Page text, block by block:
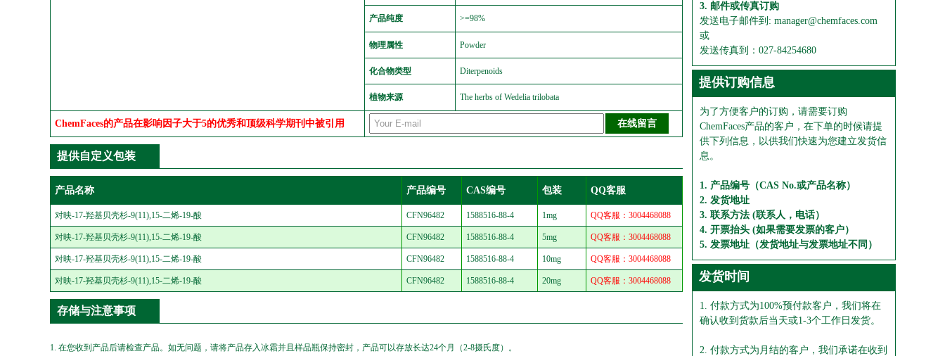
产品纯度 >=98%
物理属性 Powder
化合物类型 Diterpenoids
植物来源 The herbs of Wedelia trilobata
ChemFaces的产品在影响因子大于5的优秀和顶级科学期刊中被引用
提供自定义包装
产品名称 产品编号 CAS编号 包装 QQ客服
对映-17-羟基贝壳杉-9(11),15-二烯-19-酸 CFN96482 1588516-88-4 1mg QQ客服：3004468088
对映-17-羟基贝壳杉-9(11),15-二烯-19-酸 CFN96482 1588516-88-4 5mg QQ客服：3004468088
对映-17-羟基贝壳杉-9(11),15-二烯-19-酸 CFN96482 1588516-88-4 10mg QQ客服：3004468088
对映-17-羟基贝壳杉-9(11),15-二烯-19-酸 CFN96482 1588516-88-4 20mg QQ客服：3004468088
存储与注意事项
1. 在您收到产品后请检查产品。如无问题，请将产品存入冰霜并且样品瓶保持密封，产品可以存放长达24个月（2-8摄氏度）。
3. 邮件或传真订购
发送电子邮件到: manager@chemfaces.com
或
发送传真到：027-84254680
提供订购信息
为了方便客户的订购，请需要订购
ChemFaces产品的客户，在下单的时候请提
供下列信息，以供我们快速为您建立发货信
息。
1. 产品编号（CAS No.或产品名称）
2. 发货地址
3. 联系方法 (联系人，电话）
4. 开票抬头 (如果需要发票的客户）
5. 发票地址（发货地址与发票地址不同）
发货时间
1. 付款方式为100%预付款客户，我们将在
确认收到货款后当天或1-3个工作日发货。
2. 付款方式为月结的客户，我们承诺在收到